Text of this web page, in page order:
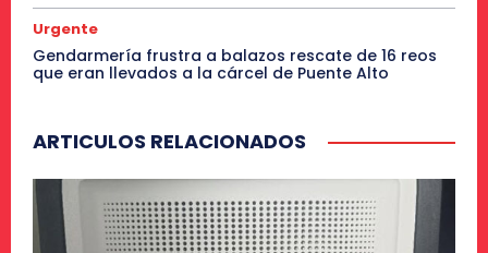
Urgente
Gendarmería frustra a balazos rescate de 16 reos
que eran llevados a la cárcel de Puente Alto
ARTICULOS RELACIONADOS